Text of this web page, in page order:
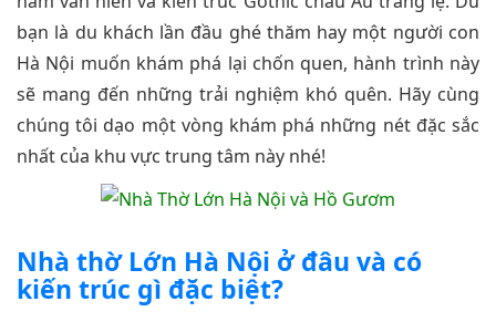
bạn là du khách lần đầu ghé thăm hay một người con
Hà Nội muốn khám phá lại chốn quen, hành trình này
sẽ mang đến những trải nghiệm khó quên. Hãy cùng
chúng tôi dạo một vòng khám phá những nét đặc sắc
nhất của khu vực trung tâm này nhé!
Nhà thờ Lớn Hà Nội ở đâu và có
kiến trúc gì đặc biệt?